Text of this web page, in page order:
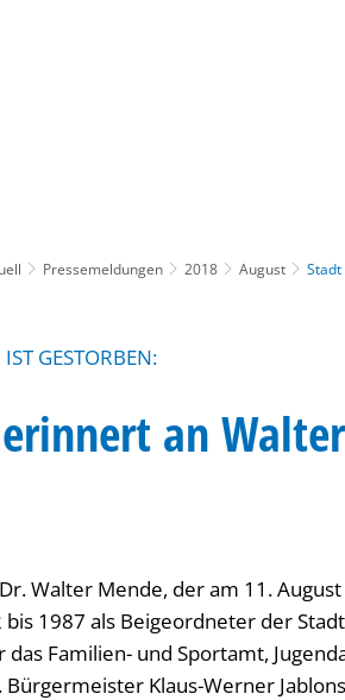
Pressemeldungen 2018 August
GESTORBEN:
an
Walter Mende, der am 11.
1987 als Beigeordneter der
Familien- und Sportamt,
Klaus-Werner